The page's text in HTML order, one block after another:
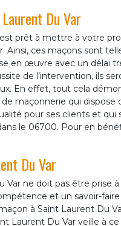
Du Var
prêt à mettre à votre
ces maçons sont
en œuvre avec un délai
de l’intervention, ils
En effet, tout cela
maçonnerie qui dispose
pour ses clients et
le 06700. Pour en
Du Var
ne doit pas être prise
et un savoir-
à Saint Laurent Du
Laurent Du Var veille à